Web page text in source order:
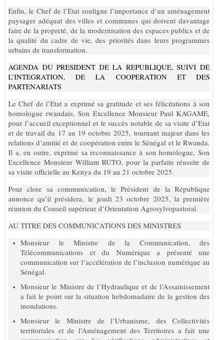
Enfin, le Chef de l’Etat souligne l’importance d’un aménagement
paysager adéquat des villes et communes qui doivent davantage
faire de la propreté, de la modernisation des espaces publics et de
la qualité du cadre de vie, des priorités dans leurs programmes
urbains de transformation.
AGENDA DU PRESIDENT DE LA REPUBLIQUE, SUIVI DE
L’INTEGRATION, DE LA COOPERATION ET DES
PARTENARIATS
Le Chef de l’Etat a exprimé sa gratitude et ses félicitations à son
homologue rwandais, Son Excellence Monsieur Paul KAGAME,
pour l’accueil exceptionnel et le succès notable de sa visite d’Etat
et de travail du 17 au 19 octobre 2025, tournant majeur dans les
relations d’amitié et de coopération entre le Sénégal et le Rwanda.
Il a, en outre, exprimé sa reconnaissance à son homologue, Son
Excellence Monsieur William RUTO, pour la parfaite réussite de
sa visite officielle au Kenya du 19 au 21 octobre 2025.
Pour clore sa communication, le Président de la République
annonce qu’il présidera, le jeudi 23 octobre 2025, la première
réunion du Conseil supérieur d’Orientation Agrosylvopastoral.
AU TITRE DES COMMUNICATIONS DES MINISTRES
Monsieur le Ministre de la Communication, des
Télécommunications et du Numérique a présenté une
communication sur l’accélération de l’inclusion numérique au
Sénégal.
Monsieur le Ministre de l’Hydraulique et de l’Assainissement
a fait le point sur la situation hebdomadaire de la gestion des
inondations.
Monsieur le Ministre de l’Urbanisme, des Collectivités
territoriales et de l’Aménagement des Territoires a fait une